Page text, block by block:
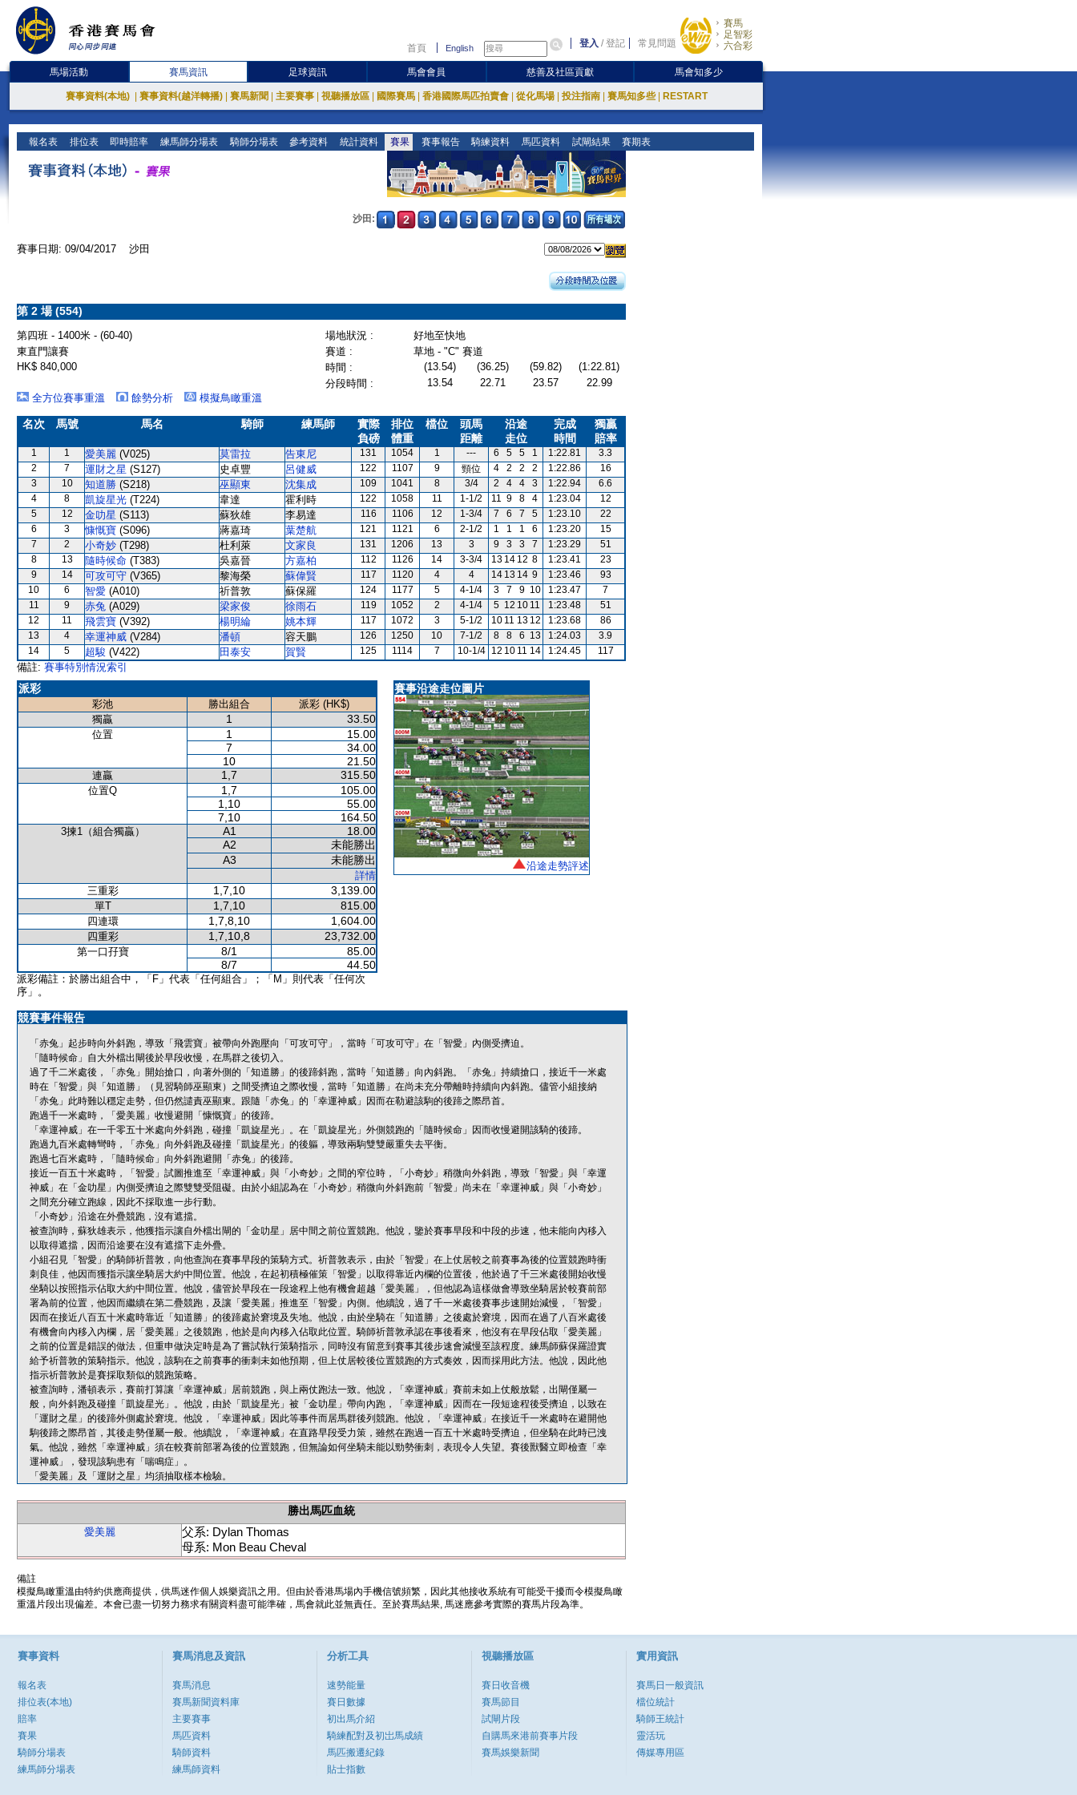
首頁 English 登入 /登記 常見問題
賽馬
足智彩
六合彩
馬場活動 賽馬資訊 足球資訊 馬會會員 慈善及社區貢獻 馬會知多少
賽事資料(本地) 賽事資料(越洋轉播) 賽馬新聞 主要賽事 視聽播放區 國際賽馬 香港國際馬匹拍賣會 從化馬場 投注指南 賽馬知多些 RESTART
報名表 排位表 即時賠率 練馬師分場表 騎師分場表 參考資料 統計資料 賽果 賽事報告 騎練資料 馬匹資料 試閘結果 賽期表
沙田:
賽事日期: 09/04/2017 沙田
第 2 場 (554)
第四班 - 1400米 - (60-40) 場地狀況 :
好地至快地
東直門讓賽
賽道 :
草地 - "C" 賽道
HK$ 840,000
時間 : (13.54) (36.25) (59.82)
(1:22.81)
分段時間 :
13.54 22.71 23.57
22.99
全方位賽事重溫
餘勢分析 模擬鳥瞰重溫
名次 馬號 馬名 騎師 練馬師
實際
負磅
排位
體重
檔位
頭馬
距離
沿途
走位
完成
時間
獨贏
賠率
1 1 愛美麗 (V025) 莫雷拉 告東尼 131 1054 1 --- 6 5 5 1 1:22.81
3.3
2
7 運財之星 (S127) 史卓豐 呂健威 122 1107 9 頸位 4 2 2 2 1:22.86
16
3
10 知道勝 (S218) 巫顯東 沈集成 109 1041 8 3/4 2 4 4 3 1:22.94
6.6
4
8 凱旋星光 (T224) 韋達 霍利時 122 1058 11 1-1/2 11 9 8 4 1:23.04
12
5
12 金叻星 (S113) 蘇狄雄 李易達 116 1106 12 1-3/4 7 6 7 5 1:23.10
22
6
3 慷慨寶 (S096) 蔣嘉琦 葉楚航 121 1121 6 2-1/2 1 1 1 6 1:23.20
15
7
2 小奇妙 (T298) 杜利萊 文家良 131 1206 13 3 9 3 3 7 1:23.29
51
8
13 隨時候命 (T383) 吳嘉晉 方嘉柏 112 1126 14 3-3/4 13 14 12 8 1:23.41
23
9
14 可攻可守 (V365) 黎海榮 蘇偉賢 117 1120 4 4 14 13 14 9 1:23.46
93
10
6 智愛 (A010) 祈普敦 蘇保羅 124 1177 5 4-1/4 3 7 9 10 1:23.47
7
11
9 赤兔 (A029) 梁家俊 徐雨石 119 1052 2 4-1/4 5 12 10 11 1:23.48
51
12
11 飛雲寶 (V392) 楊明綸 姚本輝 117 1072 3 5-1/2 10 11 13 12 1:23.68
86
13
4 幸運神威 (V284) 潘頓 容天鵬 126 1250 10 7-1/2 8 8 6 13 1:24.03
3.9
14
5 超駿 (V422) 田泰安 賀賢 125 1114 7 10-1/4 12 10 11 14 1:24.45 117
備註: 賽事特別情況索引
派彩
彩池 勝出組合
派彩 (HK$)
獨贏
1 33.50
位置 1
15.00
7
34.00
10
21.50
連贏 1,7 315.50
位置Q 1,7
105.00
1,10
55.00
7,10
164.50
3揀1（組合獨贏） A1
18.00
A2
未能勝出
A3
未能勝出
詳情
三重彩
1,7,10 3,139.00
單T 1,7,10 815.00
四連環 1,7,8,10 1,604.00
四重彩 1,7,10,8 23,732.00
第一口孖寶 8/1
85.00
8/7
44.50
派彩備註：於勝出組合中，「F」代表「任何組合」；「M」則代表「任何次
序」。
賽事沿途走位圖片
沿途走勢評述
競賽事件報告
「赤兔」起步時向外斜跑，導致「飛雲寶」被帶向外跑壓向「可攻可守」，當時「可攻可守」在「智愛」內側受擠迫。
「隨時候命」自大外檔出閘後於早段收慢，在馬群之後切入。
過了千二米處後，「赤兔」開始搶口，向著外側的「知道勝」的後蹄斜跑，當時「知道勝」向內斜跑。「赤兔」持續搶口，接近千一米處
時在「智愛」與「知道勝」（見習騎師巫顯東）之間受擠迫之際收慢，當時「知道勝」在尚未充分帶離時持續向內斜跑。儘管小組接納
「赤兔」此時難以穩定走勢，但仍然譴責巫顯東。跟隨「赤兔」的「幸運神威」因而在勒避該駒的後蹄之際昂首。
跑過千一米處時，「愛美麗」收慢避開「慷慨寶」的後蹄。
「幸運神威」在一千零五十米處向外斜跑，碰撞「凱旋星光」。在「凱旋星光」外側競跑的「隨時候命」因而收慢避開該騎的後蹄。
跑過九百米處轉彎時，「赤兔」向外斜跑及碰撞「凱旋星光」的後軀，導致兩駒雙雙嚴重失去平衡。
跑過七百米處時，「隨時候命」向外斜跑避開「赤兔」的後蹄。
接近一百五十米處時，「智愛」試圖推進至「幸運神威」與「小奇妙」之間的窄位時，「小奇妙」稍微向外斜跑，導致「智愛」與「幸運
神威」在「金叻星」內側受擠迫之際雙雙受阻礙。由於小組認為在「小奇妙」稍微向外斜跑前「智愛」尚未在「幸運神威」與「小奇妙」
之間充分確立跑線，因此不採取進一步行動。
「小奇妙」沿途在外疊競跑，沒有遮擋。
被查詢時，蘇狄雄表示，他獲指示讓自外檔出閘的「金叻星」居中間之前位置競跑。他說，鑒於賽事早段和中段的步速，他未能向內移入
以取得遮擋，因而沿途要在沒有遮擋下走外疊。
小組召見「智愛」的騎師祈普敦，向他查詢在賽事早段的策騎方式。祈普敦表示，由於「智愛」在上仗居較之前賽事為後的位置競跑時衝
刺良佳，他因而獲指示讓坐騎居大約中間位置。他說，在起初積極催策「智愛」以取得靠近內欄的位置後，他於過了千三米處後開始收慢
坐騎以按照指示佔取大約中間位置。他說，儘管於早段在一段途程上他有機會超越「愛美麗」，但他認為這樣做會導致坐騎居於較賽前部
署為前的位置，他因而繼續在第二疊競跑，及讓「愛美麗」推進至「智愛」內側。他續說，過了千一米處後賽事步速開始減慢，「智愛」
因而在接近八百五十米處時靠近「知道勝」的後蹄處於窘境及失地。他說，由於坐騎在「知道勝」之後處於窘境，因而在過了八百米處後
有機會向內移入內欄，居「愛美麗」之後競跑，他於是向內移入佔取此位置。騎師祈普敦承認在事後看來，他沒有在早段佔取「愛美麗」
之前的位置是錯誤的做法，但重申做決定時是為了嘗試執行策騎指示，同時沒有留意到賽事其後步速會減慢至該程度。練馬師蘇保羅證實
給予祈普敦的策騎指示。他說，該駒在之前賽事的衝刺未如他預期，但上仗居較後位置競跑的方式奏效，因而採用此方法。他說，因此他
指示祈普敦於是賽採取類似的競跑策略。
被查詢時，潘頓表示，賽前打算讓「幸運神威」居前競跑，與上兩仗跑法一致。他說，「幸運神威」賽前未如上仗般放鬆，出閘僅屬一
般，向外斜跑及碰撞「凱旋星光」。他說，由於「凱旋星光」被「金叻星」帶向內跑，「幸運神威」因而在一段短途程後受擠迫，以致在
「運財之星」的後蹄外側處於窘境。他說，「幸運神威」因此等事件而居馬群後列競跑。他說，「幸運神威」在接近千一米處時在避開他
駒後蹄之際昂首，其後走勢僅屬一般。他續說，「幸運神威」在直路早段受力策，雖然在跑過一百五十米處時受擠迫，但坐騎在此時已洩
氣。他說，雖然「幸運神威」須在較賽前部署為後的位置競跑，但無論如何坐騎未能以勁勢衝刺，表現令人失望。賽後獸醫立即檢查「幸
運神威」，發現該駒患有「喘鳴症」。
「愛美麗」及「運財之星」均須抽取樣本檢驗。
勝出馬匹血統
愛美麗
父系: Dylan Thomas
母系: Mon Beau Cheval
備註
模擬鳥瞰重溫由特約供應商提供，供馬迷作個人娛樂資訊之用。但由於香港馬場內手機信號頻繁，因此其他接收系統有可能受干擾而令模擬鳥瞰
重溫片段出現偏差。本會已盡一切努力務求有關資料盡可能準確，馬會就此並無責任。至於賽馬結果, 馬迷應參考實際的賽馬片段為準。
賽事資料
報名表
排位表(本地)
賠率
賽果
騎師分場表
練馬師分場表
賽馬消息及資訊
賽馬消息
賽馬新聞資料庫
主要賽事
馬匹資料
騎師資料
練馬師資料
分析工具
速勢能量
賽日數據
初出馬介紹
騎練配對及初岀馬成績
馬匹搬遷紀錄
貼士指數
視聽播放區
賽日收音機
賽馬節目
試閘片段
自購馬來港前賽事片段
賽馬娛樂新聞
實用資訊
賽馬日一般資訊
檔位統計
騎師王統計
靈活玩
傳媒專用區